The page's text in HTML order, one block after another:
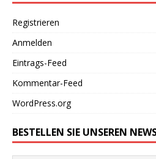
Registrieren
Anmelden
Eintrags-Feed
Kommentar-Feed
WordPress.org
BESTELLEN SIE UNSEREN